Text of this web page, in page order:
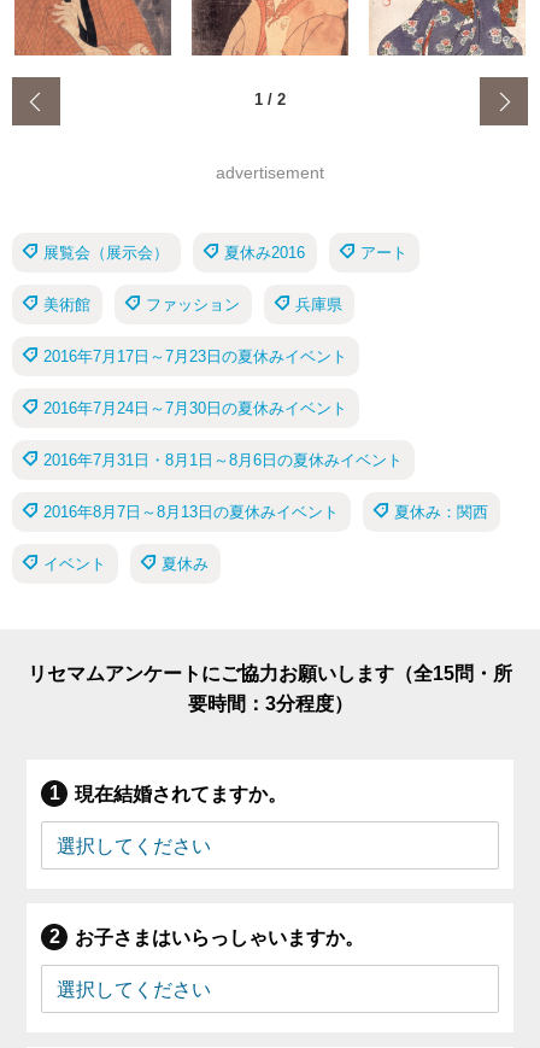
1 / 2
advertisement
展覧会（展示会） 夏休み2016 アート
美術館 ファッション 兵庫県
2016年7月17日～7月23日の夏休みイベント
2016年7月24日～7月30日の夏休みイベント
2016年7月31日・8月1日～8月6日の夏休みイベント
2016年8月7日～8月13日の夏休みイベント 夏休み：関西
イベント 夏休み
リセマムアンケートにご協力お願いします（全15問・所
要時間：3分程度）
現在結婚されてますか。
お子さまはいらっしゃいますか。